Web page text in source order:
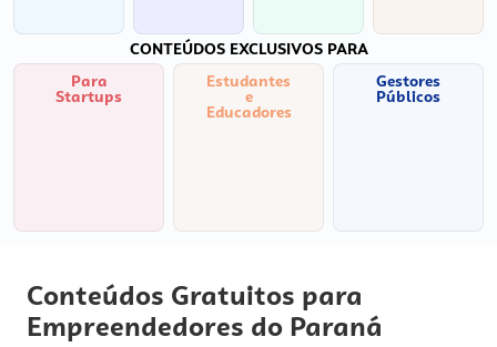
CONTEÚDOS EXCLUSIVOS PARA
Para
Startups
Estudantes
e
Educadores
Gestores
Públicos
Conteúdos Gratuitos para
Empreendedores do Paraná